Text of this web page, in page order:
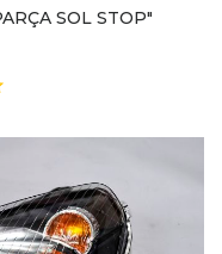
SOL STOP"